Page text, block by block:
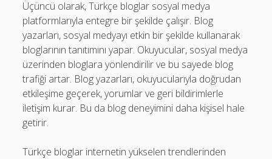
Üçüncü olarak, Türkçe bloglar sosyal medya
platformlarıyla entegre bir şekilde çalışır. Blog
yazarları, sosyal medyayı etkin bir şekilde kullanarak
bloglarının tanıtımını yapar. Okuyucular, sosyal medya
üzerinden bloglara yönlendirilir ve bu sayede blog
trafiği artar. Blog yazarları, okuyucularıyla doğrudan
etkileşime geçerek, yorumlar ve geri bildirimlerle
iletişim kurar. Bu da blog deneyimini daha kişisel hale
getirir.
Türkçe bloglar internetin yükselen trendlerinden